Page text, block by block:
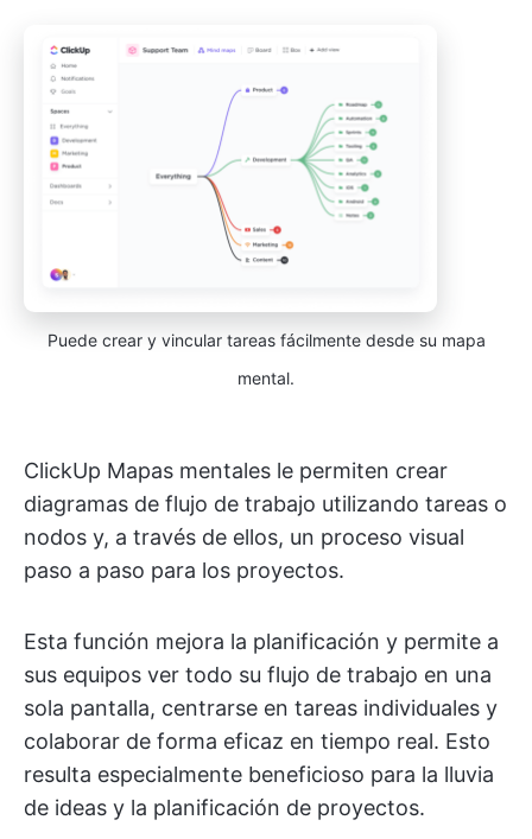
Puede crear y vincular tareas fácilmente desde su mapa
mental.
ClickUp Mapas mentales le permiten crear
diagramas de flujo de trabajo utilizando tareas o
nodos y, a través de ellos, un proceso visual
paso a paso para los proyectos.
Esta función mejora la planificación y permite a
sus equipos ver todo su flujo de trabajo en una
sola pantalla, centrarse en tareas individuales y
colaborar de forma eficaz en tiempo real. Esto
resulta especialmente beneficioso para la lluvia
de ideas y la planificación de proyectos.